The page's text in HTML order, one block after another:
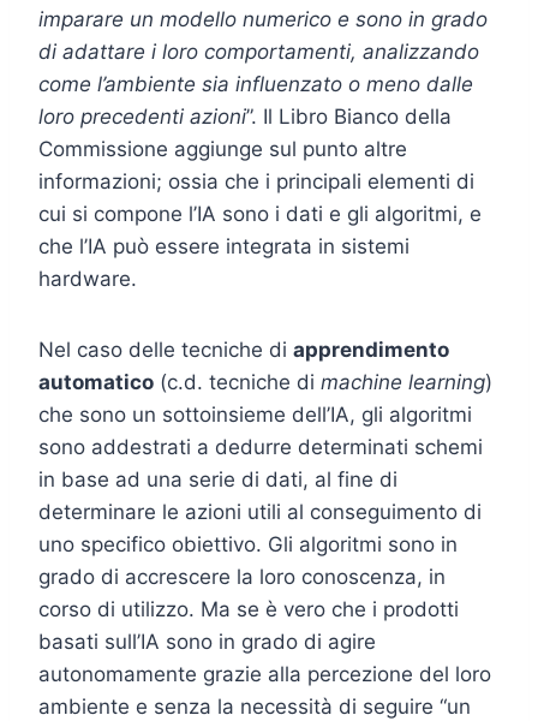
imparare un modello numerico e sono in grado
di adattare i loro comportamenti, analizzando
come l’ambiente sia influenzato o meno dalle
loro precedenti azioni”. Il Libro Bianco della
Commissione aggiunge sul punto altre
informazioni; ossia che i principali elementi di
cui si compone l’IA sono i dati e gli algoritmi, e
che l’IA può essere integrata in sistemi
hardware.
Nel caso delle tecniche di apprendimento
automatico (c.d. tecniche di machine learning)
che sono un sottoinsieme dell’IA, gli algoritmi
sono addestrati a dedurre determinati schemi
in base ad una serie di dati, al fine di
determinare le azioni utili al conseguimento di
uno specifico obiettivo. Gli algoritmi sono in
grado di accrescere la loro conoscenza, in
corso di utilizzo. Ma se è vero che i prodotti
basati sull’IA sono in grado di agire
autonomamente grazie alla percezione del loro
ambiente e senza la necessità di seguire “un